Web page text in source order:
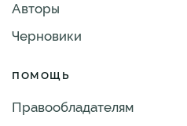
Авторы
Черновики
ПОМОЩЬ
Правообладателям